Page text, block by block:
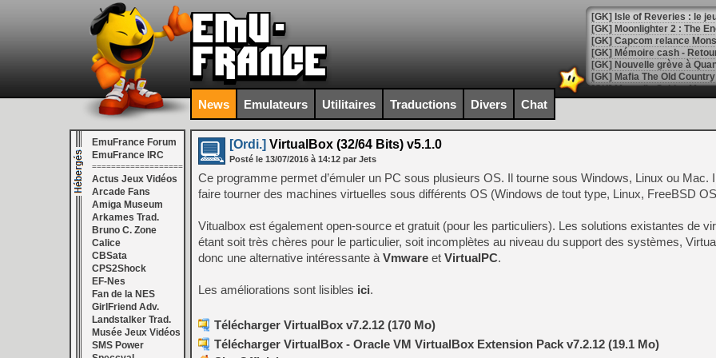
[GK] Isle of Reveries : le
[GK] Moonlighter 2 : The
[GK] Capcom relance
[Mo5] Deux inédits du
[GK] Le beat'em up The
[GK] Endless Legend 2 :
[LS] [PS5] Le WebKit
[GK] Oubliez Crazy Taxi,
[LS] [Switch] NSZ 5.0.0
[GK] No More Room in
[GK] Un chatbot Atelier
[GK] Mémoire cash -
[GK] Nvidia : le prix des
[GK] Suikoden Star Leap
News Emulateurs Utilitaires Traductions Divers Chat
EmuFrance Forum
EmuFrance IRC
===================
Actus Jeux Vidéos
Arcade Fans
Amiga Museum
Arkames Trad.
Bruno C. Zone
Calice
CBSata
CPS2Shock
EF-Nes
Fan de la NES
GirlFriend Adv.
Landstalker Trad.
Musée Jeux Vidéos
SMS Power
[Ordi.] VirtualBox (32/64 Bits) v5.1.0
Posté le 13/07/2016 à 14:12 par Jets
Ce programme permet d’émuler un PC sous plusieurs OS. Il tourne sous Windows, Linux ou Mac.
faire tourner des machines virtuelles sous différents OS (Windows de tout type, Linux, FreeBSD
Vitualbox est également open-source et gratuit (pour les particuliers). Les solutions existantes de
étant soit très chères pour le particulier, soit incomplètes au niveau du support des systèmes,
donc une alternative intéressante à Vmware et VirtualPC.
Les améliorations sont lisibles ici.
Télécharger VirtualBox v7.2.12 (170 Mo)
Télécharger VirtualBox - Oracle VM VirtualBox Extension Pack v7.2.12 (19.1 Mo)